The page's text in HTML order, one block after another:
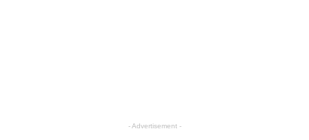
- Advertisement -